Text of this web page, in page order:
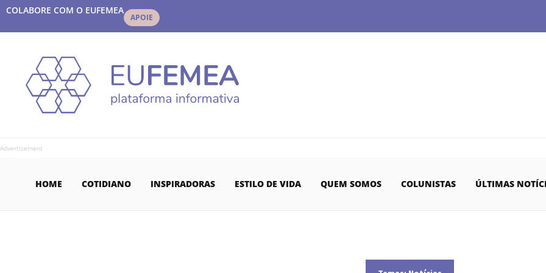
COLABORE COM O EUFEMEA
APOIE
Advertisement
HOME COTIDIANO INSPIRADORAS ESTILO DE VIDA QUEM SOMOS COLUNISTAS ÚLTIMAS